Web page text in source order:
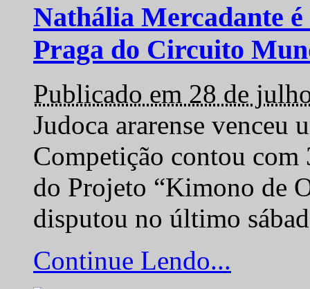
Nathália Mercadante
Praga do Circuito
Publicado em 28 de
Judoca ararense venceu
Competição contou com
do Projeto “Kimono de
disputou no último
Continue Lendo...